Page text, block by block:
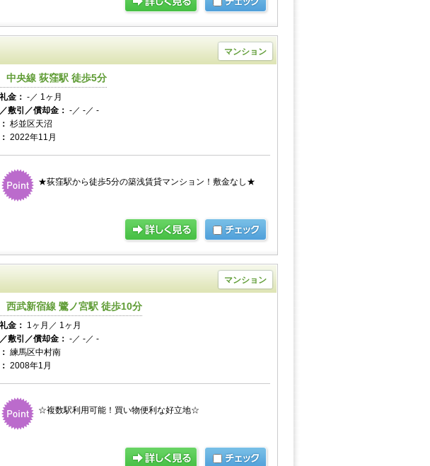
マンション
中央線 荻窪駅 徒歩5分
金： -／ 1ヶ月
敷引／償却金： -／ -／ -
杉並区天沼
2022年11月
★荻窪駅から徒歩5分の築浅賃貸マンション！敷金なし★
マンション
西武新宿線 鷺ノ宮駅 徒歩10分
金： 1ヶ月／ 1ヶ月
敷引／償却金： -／ -／ -
練馬区中村南
2008年1月
☆複数駅利用可能！買い物便利な好立地☆